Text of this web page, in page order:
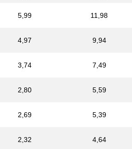
5,99 11,98
4,97 9,94
3,74 7,49
2,80 5,59
2,69 5,39
2,32 4,64